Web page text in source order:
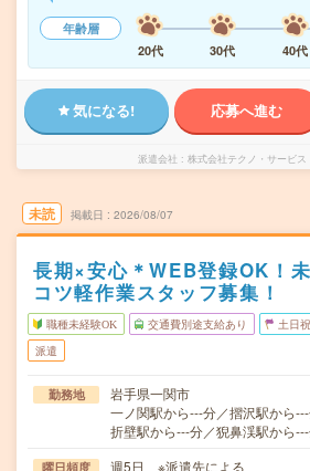
年齢層
20代
30代 40代
気になる! 応募へ進む
派遣会社 株式会社テクノ・サービ
未読 掲載日 2026/08/07
長期×安心＊WEB登録OK！
コツ軽作業スタッフ募集！
職種未経験OK 交通費別途支給あり 土日
派遣
勤務地
岩手県一関市
一ノ関駅から---分／摺沢駅から
折壁駅から---分／猊鼻渓駅から
曜日頻度 週5日 ※派遣先による